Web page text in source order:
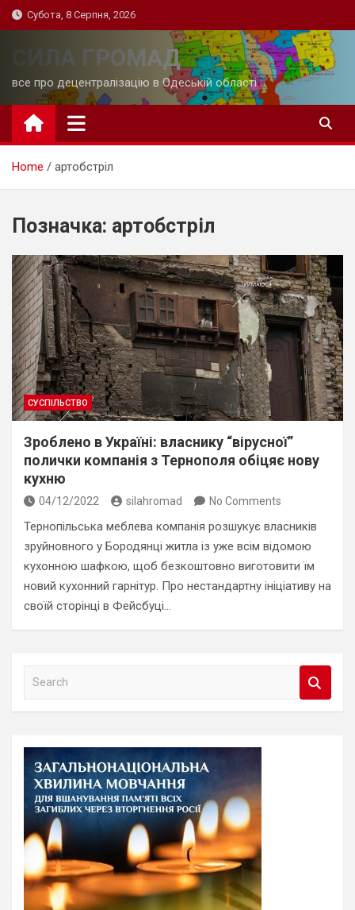
Skip
to
Субота, 8 Серпня, 2026
СИЛА ГРОМАД
все про децентралізацію в Одеській області
Home артобстріл
Позначка: артобстріл
СУСПІЛЬСТВО
Зроблено в Україні: власнику “вірусної”
полички компанія з Тернополя обіцяє нову
кухню
04/12/2022 silahromad No Comments
Тернопільська меблева компанія розшукує власників
зруйновного у Бородянці житла із уже всім відомою
кухонною шафкою, щоб безкоштовно виготовити їм
новий кухонний гарнітур. Про нестандартну ініціативу на
своїй сторінці в Фейсбуці…
a